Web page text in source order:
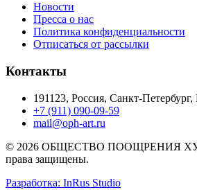
Новости
Пресса о нас
Политика конфиденциальности
Отписаться от рассылки
Контакты
191123, Россия, Санкт-
+7 (911) 090-09-59
mail@oph-art.ru
© 2026 ОБЩЕСТВО ПООЩРЕНИЯ
права защищены.
Разработка: InRus Studio